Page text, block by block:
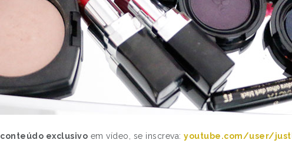
conteúdo exclusivo em vídeo, se inscreva:youtube.com/user/